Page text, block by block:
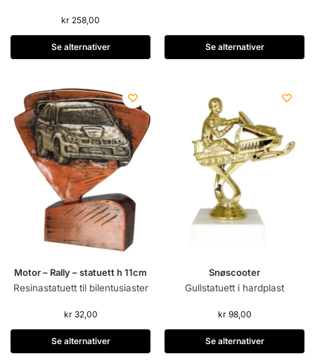
kr 258,00
Se alternativer Se alternativer
Motor – Rally – statuett h 11cm
Resinastatuett til bilentusiaster
kr32,00
Se alternativer
Snøscooter
Gullstatuett i hardplast
kr98,00
Se alternativer